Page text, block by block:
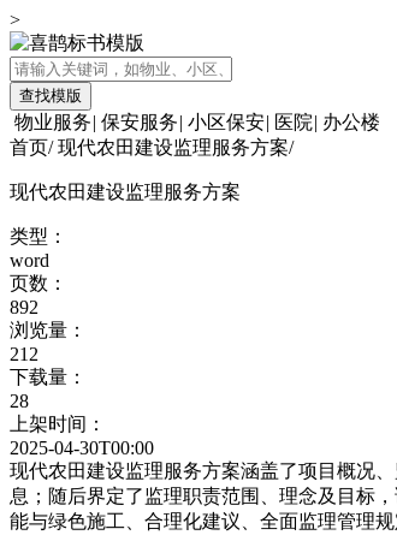
>
查找模版
物业服务| 保安服务| 小区保安| 医院| 办公楼
首页/ 现代农田建设监理服务方案/
现代农田建设监理服务方案
类型：
word
页数：
892
浏览量：
212
下载量：
28
上架时间：
2025-04-30T00:00
现代农田建设监理服务方案涵盖了项目概况
息；随后界定了监理职责范围、理念及目标
能与绿色施工、合理化建议、全面监理管理